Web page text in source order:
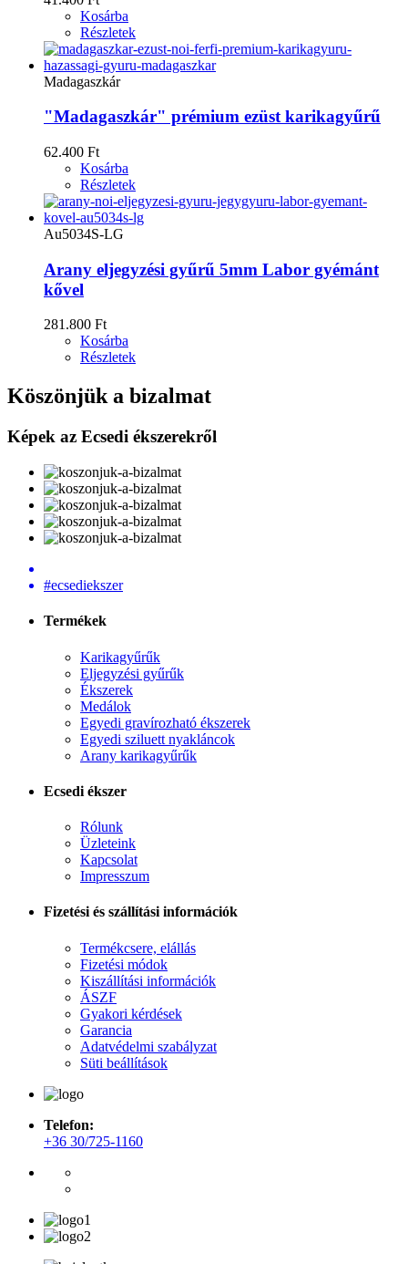
Kosárba
Részletek
Madagaszkár
"Madagaszkár" prémium ezüst karikagyűrű
62.400 Ft
Kosárba
Részletek
Au5034S-LG
Arany eljegyzési gyűrű 5mm Labor gyémánt
kővel
281.800 Ft
Kosárba
Részletek
Köszönjük a bizalmat
Képek az Ecsedi ékszerekről
#ecsediekszer
Termékek
Karikagyűrűk
Eljegyzési gyűrűk
Ékszerek
Medálok
Egyedi gravírozható ékszerek
Egyedi sziluett nyakláncok
Arany karikagyűrűk
Ecsedi ékszer
Rólunk
Üzleteink
Kapcsolat
Impresszum
Fizetési és szállítási információk
Termékcsere, elállás
Fizetési módok
Kiszállítási információk
ÁSZF
Gyakori kérdések
Garancia
Adatvédelmi szabályzat
Süti beállítások
Telefon:
+36 30/725-1160